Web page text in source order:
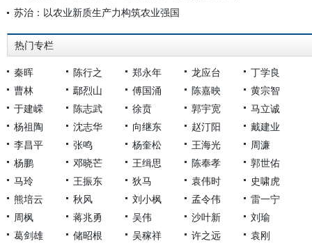
苏治：以农业新质生产力构筑农业强国
热门专栏
秦晖 陈行之 郑永年 龙应台
丁学良
曹林
鄢烈山 傅国涌 陈嘉映
黄宗智
于建嵘
陈志武 徐贲 郭宇宽
马立诚
杨祖陶
沈志华 向继东 赵汀阳
戴建业
李昌平
张鸣 杨奎松 王海光
周濂
杨鹏
邓晓芒 王缉思 陈奉孝
郭世佑
马玲
王振东 狄马 袁伟时
史啸虎
熊培云
秋风 刘小枫 孟令伟
雷一宁
周枫
蒋兆勇 吴伟 沙叶新
刘瑜
葛剑雄
储昭根 吴稼祥 许之远
袁刚